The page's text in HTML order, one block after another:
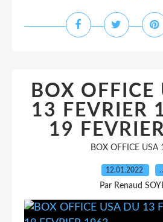
BOX OFFICE
13 FEVRIER
19
BOX OFFICE USA
12.01.2022
Par Renaud